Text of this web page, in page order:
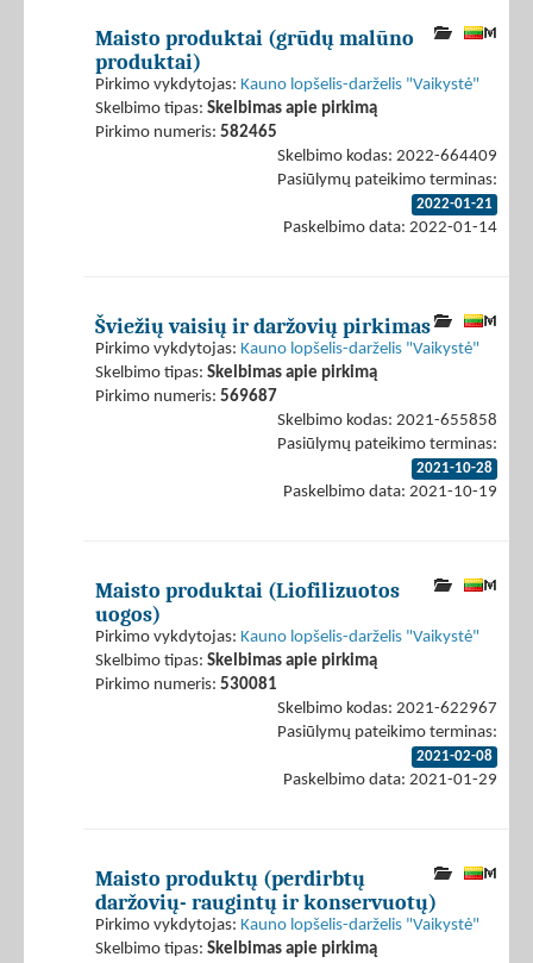
Maisto produktai (grūdų malūno
produktai)
Pirkimo vykdytojas: Kauno lopšelis-darželis "Vaikystė"
Skelbimo tipas: Skelbimas apie pirkimą
Pirkimo numeris: 582465
Skelbimo kodas: 2022-664409
Pasiūlymų pateikimo terminas:
2022-01-21
Paskelbimo data: 2022-01-14
Šviežių vaisių ir daržovių pirkimas
Pirkimo vykdytojas: Kauno lopšelis-darželis "Vaikystė"
Skelbimo tipas: Skelbimas apie pirkimą
Pirkimo numeris: 569687
Skelbimo kodas: 2021-655858
Pasiūlymų pateikimo terminas:
2021-10-28
Paskelbimo data: 2021-10-19
Maisto produktai (Liofilizuotos
uogos)
Pirkimo vykdytojas: Kauno lopšelis-darželis "Vaikystė"
Skelbimo tipas: Skelbimas apie pirkimą
Pirkimo numeris: 530081
Skelbimo kodas: 2021-622967
Pasiūlymų pateikimo terminas:
2021-02-08
Paskelbimo data: 2021-01-29
Maisto produktų (perdirbtų
daržovių- raugintų ir konservuotų)
Pirkimo vykdytojas: Kauno lopšelis-darželis "Vaikystė"
Skelbimo tipas: Skelbimas apie pirkimą